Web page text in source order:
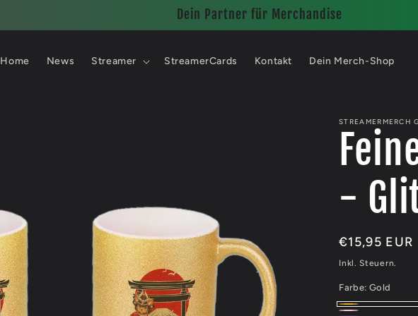
Dein Partner für Merchandise
Home News Streamer StreamerCards Kontakt Dein Merch-Shop
STREAMERMERCH
-
Normaler
Preis
€15,95 EUR
Inkl. Steuern.
Farbe: Gold